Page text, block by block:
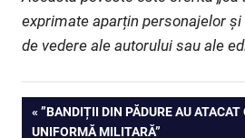
exprimate aparțin personajelor
de vedere ale autorului sau ale
Navigare
PREVIOUS
POST:
”BANDIȚII DIN PĂDURE AU ATACAT
UNIFORMĂ MILITARĂ”